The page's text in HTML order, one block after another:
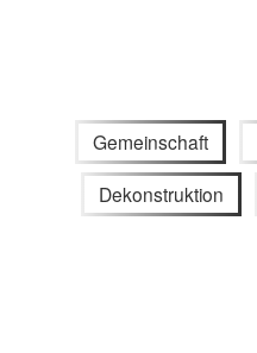
Gemeinschaft
Dekonstruktion